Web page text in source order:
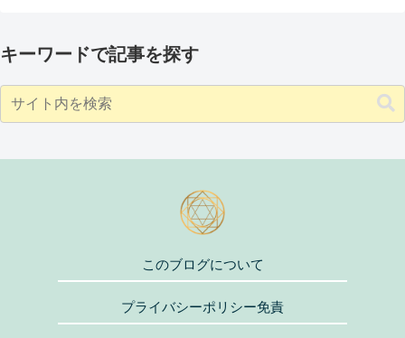
キーワードで記事を探す
このブログについて
プライバシーポリシー免責